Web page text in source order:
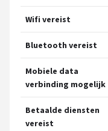
Wifi vereist
Bluetooth vereist
Mobiele data
verbinding mogelijk
Betaalde diensten
vereist